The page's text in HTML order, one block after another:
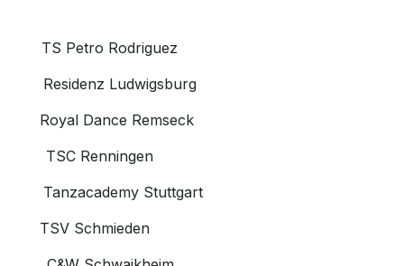
​ TS Petro Rodriguez
​ Residenz Ludwigsburg
​ Royal Dance Remseck
​ TSC Renningen
​ Tanzacademy Stuttgart
​ TSV Schmieden